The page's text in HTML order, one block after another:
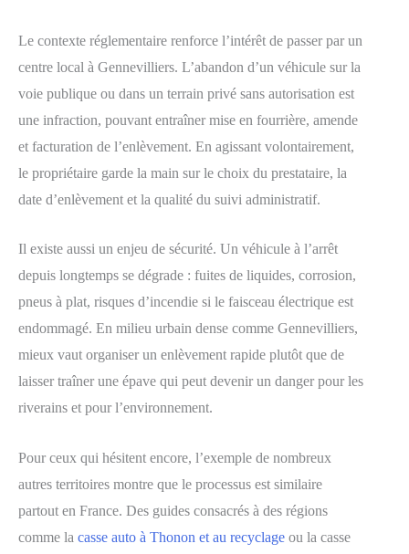
Le contexte réglementaire renforce l’intérêt de passer par un
centre local à Gennevilliers. L’abandon d’un véhicule sur la
voie publique ou dans un terrain privé sans autorisation est
une infraction, pouvant entraîner mise en fourrière, amende
et facturation de l’enlèvement. En agissant volontairement,
le propriétaire garde la main sur le choix du prestataire, la
date d’enlèvement et la qualité du suivi administratif.
Il existe aussi un enjeu de sécurité. Un véhicule à l’arrêt
depuis longtemps se dégrade : fuites de liquides, corrosion,
pneus à plat, risques d’incendie si le faisceau électrique est
endommagé. En milieu urbain dense comme Gennevilliers,
mieux vaut organiser un enlèvement rapide plutôt que de
laisser traîner une épave qui peut devenir un danger pour les
riverains et pour l’environnement.
Pour ceux qui hésitent encore, l’exemple de nombreux
autres territoires montre que le processus est similaire
partout en France. Des guides consacrés à des régions
comme la casse auto à Thonon et au recyclage ou la casse